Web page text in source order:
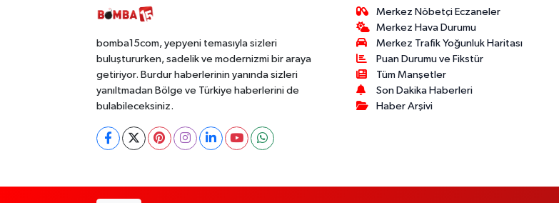
bomba15com, yepyeni temasıyla sizleri
buluştururken, sadelik ve modernizmi bir araya
getiriyor. Burdur haberlerinin yanında sizleri
yanıltmadan Bölge ve Türkiye haberlerini de
bulabileceksiniz.
Merkez Nöbetçi Eczaneler
Merkez Hava Durumu
Merkez Trafik Yoğunluk Haritası
Puan Durumu ve Fikstür
Tüm Manşetler
Son Dakika Haberleri
Haber Arşivi